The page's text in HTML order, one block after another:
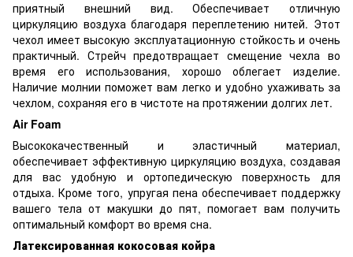
приятный внешний вид. Обеспечивает отличную
циркуляцию воздуха благодаря переплетению нитей. Этот
чехол имеет высокую эксплуатационную стойкость и очень
практичный. Стрейч предотвращает смещение чехла во
время его использования, хорошо облегает изделие.
Наличие молнии поможет вам легко и удобно ухаживать за
чехлом, сохраняя его в чистоте на протяжении долгих лет.
Air Foam
Высококачественный и эластичный материал,
обеспечивает эффективную циркуляцию воздуха, создавая
для вас удобную и ортопедическую поверхность для
отдыха. Кроме того, упругая пена обеспечивает поддержку
вашего тела от макушки до пят, помогает вам получить
оптимальный комфорт во время сна.
Латексированная кокосовая койра